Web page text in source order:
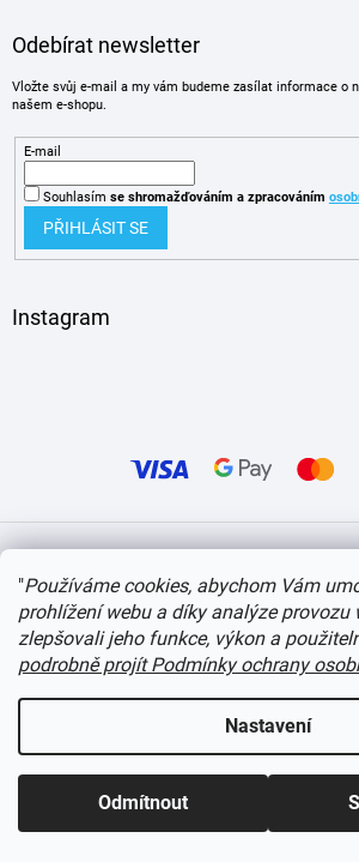
"Používáme cookies, abychom Vám
prohlížení webu a díky analýze provozu
zlepšovali jeho funkce, výkon a
podrobně projít Podmínky ochrany
Nastavení
Odmítnout
Odebírat newsletter
Vložte svůj e-mail a my vám budeme zasílat informace o
našem e-shopu.
E-mail
Souhlasím se shromažďováním a zpracováním
PŘIHLÁSIT SE
Instagram
Copyright 2026itvlaky.cz . Všechna práva vyhrazena.